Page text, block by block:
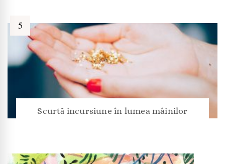
Scurtă incursiune în lumea mâinilor